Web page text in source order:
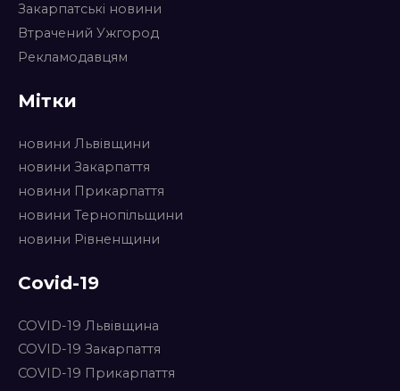
Закарпатські новини
Втрачений Ужгород
Рекламодавцям
Мітки
новини Львівщини
новини Закарпаття
новини Прикарпаття
новини Тернопільщини
новини Рівненщини
Covid-19
COVID-19 Львівщина
COVID-19 Закарпаття
COVID-19 Прикарпаття